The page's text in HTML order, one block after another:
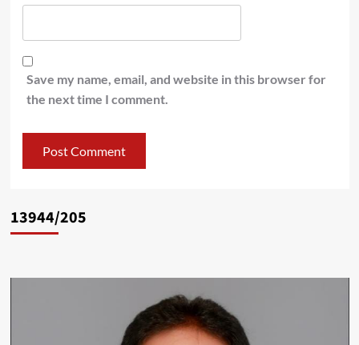
Save my name, email, and website in this browser for
the next time I comment.
13944/205